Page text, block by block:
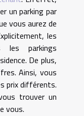
un parking par
vous aurez de
les
les parkings
De plus,
Ainsi, vous
prix différents.
trouver un
vous.